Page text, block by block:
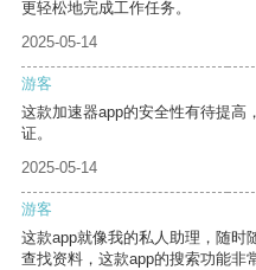
更轻松地完成工作任务。
2025-05-14
游客
这款加速器app的安全性有待提高
证。
2025-05-14
游客
这款app就像我的私人助理，随时
查找资料，这款app的搜索功能非